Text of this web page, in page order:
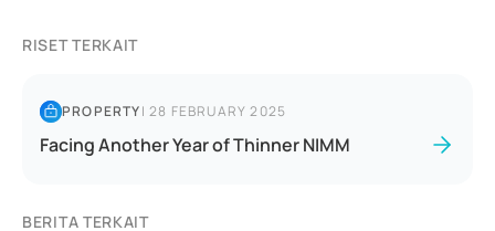
RISET TERKAIT
PROPERTY|28 FEBRUARY 2025
Facing Another Year of Thinner NIMM
BERITA TERKAIT